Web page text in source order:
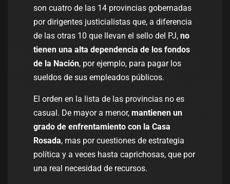
son cuatro de las 14 provincias gobernadas
por dirigentes justicialistas que, a diferencia
de las otras 10 que llevan el sello del PJ, no
tienen una alta dependencia de los fondos
de la Nación, por ejemplo, para pagar los
sueldos de sus empleados públicos.
El orden en la lista de las provincias no es
casual. De mayor a menor, mantienen un
grado de enfrentamiento con la Casa
Rosada, mas por cuestiones de estrategia
política y a veces hasta caprichosas, que por
una real necesidad de recursos.